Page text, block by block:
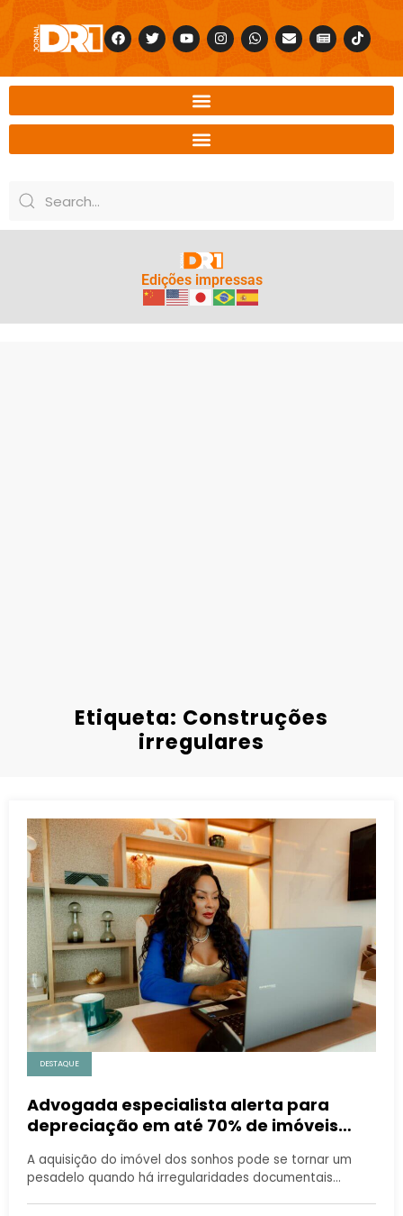
Edições impressas
Etiqueta: Construções
irregulares
DESTAQUE
Advogada especialista alerta para
depreciação em até 70% de imóveis
A aquisição do imóvel dos sonhos pode se tornar um
pesadelo quando há irregularidades documentais…